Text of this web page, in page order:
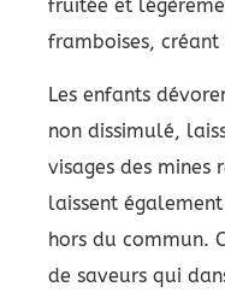
fruitée et
framboises,
Les enfants
non dissimulé,
visages des mines
laissent
hors du commun.
de saveurs qui